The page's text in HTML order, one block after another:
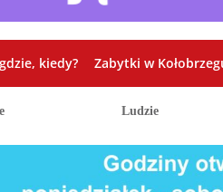
kiedy? Zabytki w
Ludzie